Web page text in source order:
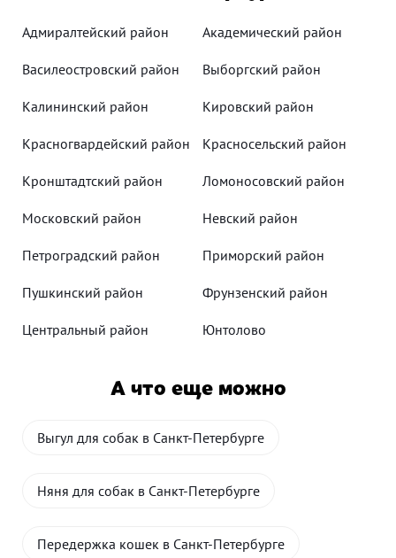
Адмиралтейский район Академический район
Василеостровский район Выборгский район
Калининский район Кировский район
Красногвардейский район Красносельский район
Кронштадтский район Ломоносовский район
Московский район Невский район
Петроградский район Приморский район
Пушкинский район Фрунзенский район
Центральный район Юнтолово
А что еще можно
Выгул для собак в Санкт-Петербурге
Няня для собак в Санкт-Петербурге
Передержка кошек в Санкт-Петербурге